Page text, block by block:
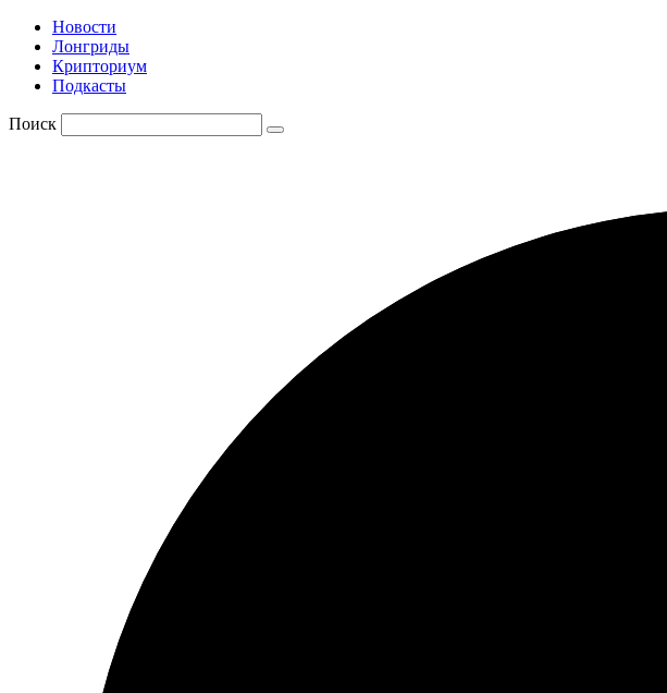
Новости
Лонгриды
Крипториум
Подкасты
Поиск